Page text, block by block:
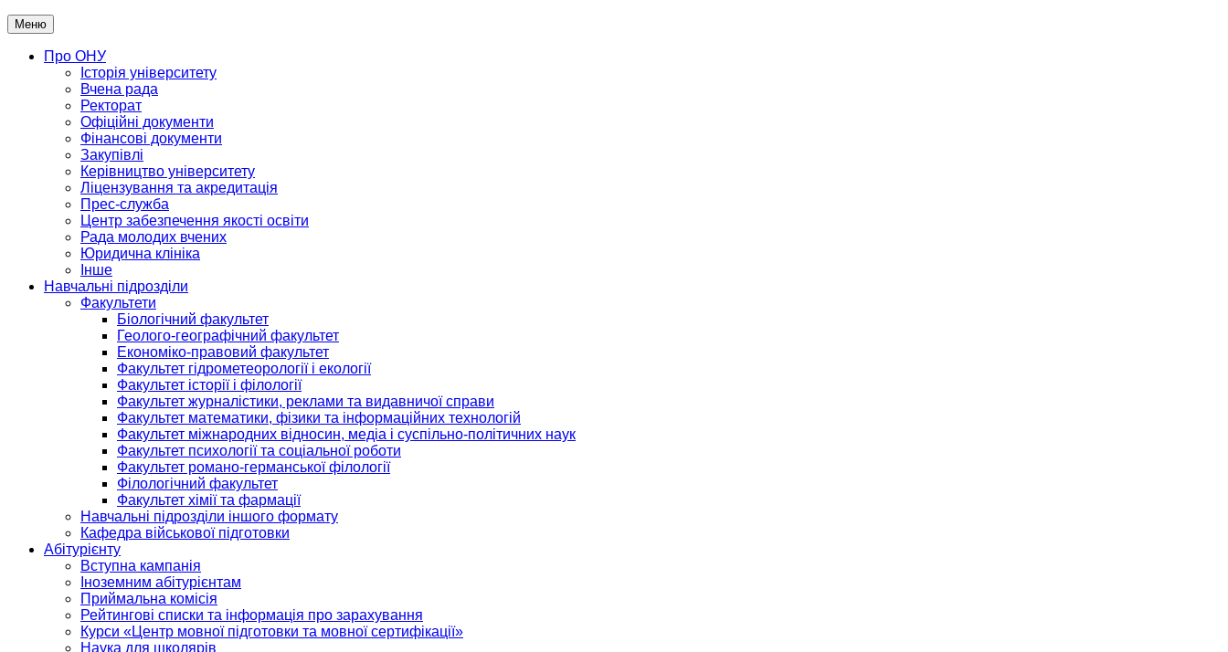
Меню
Про ОНУ
Історія університету
Вчена рада
Ректорат
Офіційні документи
Фінансові документи
Закупівлі
Керівництво університету
Ліцензування та акредитація
Прес-служба
Центр забезпечення якості освіти
Рада молодих вчених
Юридична клініка
Інше
Навчальні підрозділи
Факультети
Біологічний факультет
Геолого-географічний факультет
Економіко-правовий факультет
Факультет гідрометеорології і екології
Факультет історії і філології
Факультет журналістики, реклами та видавничої справи
Факультет математики, фізики та інформаційних технологій
Факультет міжнародних відносин, медіа і суспільно-політичних наук
Факультет психології та соціальної роботи
Факультет романо-германської філології
Філологічний факультет
Факультет хімії та фармації
Навчальні підрозділи іншого формату
Кафедра військової підготовки
Абітурієнту
Вступна кампанія
Іноземним абітурієнтам
Приймальна комісія
Рейтингові списки та інформація про зарахування
Курси «Центр мовної підготовки та мовної сертифікації»
Наука для школярів